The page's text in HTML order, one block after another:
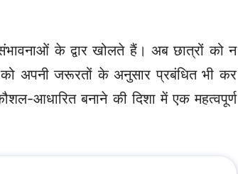
के द्वार खोलते हैं। अब छात्रों को न
अपनी जरूरतों के अनुसार प्रबंधित भी कर
आधारित बनाने की दिशा में एक महत्वपूर्ण